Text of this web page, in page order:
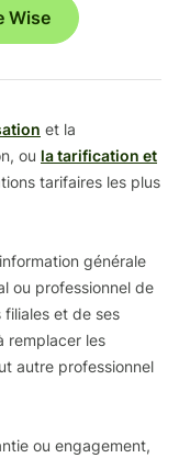
Wise
et la
ou la tarification et
tarifaires les plus
générale
ou professionnel de
et de ses
remplacer les
autre professionnel
ou engagement,